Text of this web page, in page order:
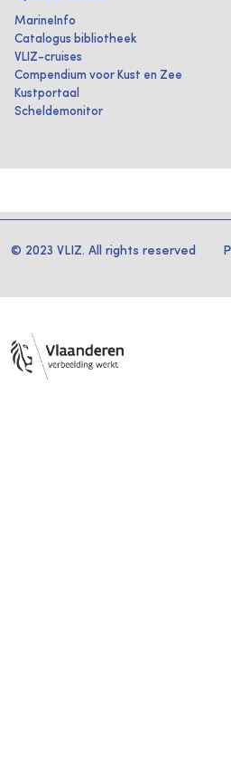
MarineInfo
Catalogus bibliotheek
VLIZ-cruises
Compendium voor Kust en Zee
Kustportaal
Scheldemonitor
© 2023 VLIZ. All rights reserved